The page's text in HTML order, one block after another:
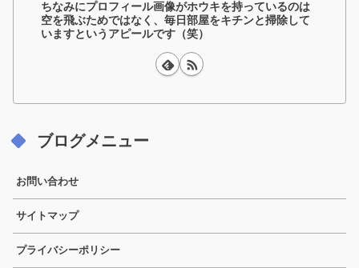
ちなみにプロフィール画像がホウキを持っているのは
空を飛ぶためではなく、毎日部屋をキチンと掃除して
いますというアピールです（笑）
ブログメニュー
お問い合わせ
サイトマップ
プライバシーポリシー